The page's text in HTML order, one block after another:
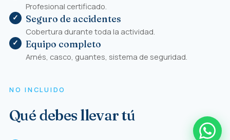
Profesional certificado.
Seguro de accidentes
Cobertura durante toda la actividad.
Equipo completo
Arnés, casco, guantes, sistema de seguridad.
NO INCLUIDO
Qué debes llevar tú